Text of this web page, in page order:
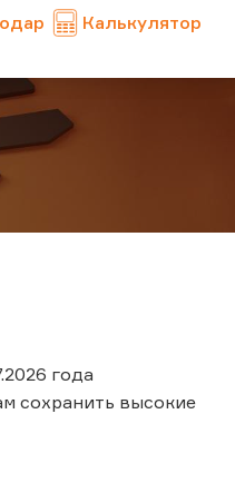
Калькулятор
года
сохранить высокие